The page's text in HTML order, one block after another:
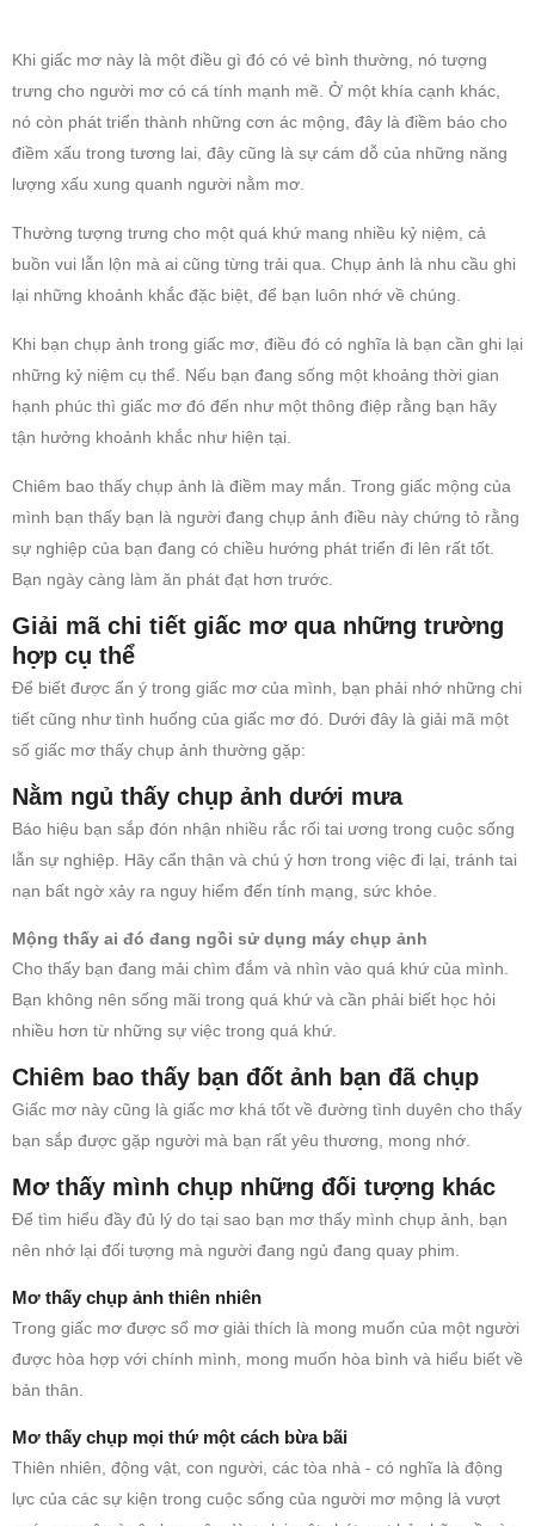
Khi giấc mơ này là một điều gì đó có vẻ bình thường, nó tượng
trưng cho người mơ có cá tính mạnh mẽ. Ở một khía cạnh khác,
nó còn phát triển thành những cơn ác mộng, đây là điềm báo cho
điềm xấu trong tương lai, đây cũng là sự cám dỗ của những năng
lượng xấu xung quanh người nằm mơ.
Thường tượng trưng cho một quá khứ mang nhiều kỷ niệm, cả
buồn vui lẫn lộn mà ai cũng từng trải qua. Chụp ảnh là nhu cầu ghi
lại những khoảnh khắc đặc biệt, để bạn luôn nhớ về chúng.
Khi bạn chụp ảnh trong giấc mơ, điều đó có nghĩa là bạn cần ghi lại
những kỷ niệm cụ thể. Nếu bạn đang sống một khoảng thời gian
hạnh phúc thì giấc mơ đó đến như một thông điệp rằng bạn hãy
tận hưởng khoảnh khắc như hiện tại.
Chiêm bao thấy chụp ảnh là điềm may mắn. Trong giấc mộng của
mình bạn thấy bạn là người đang chụp ảnh điều này chứng tỏ rằng
sự nghiệp của bạn đang có chiều hướng phát triển đi lên rất tốt.
Bạn ngày càng làm ăn phát đạt hơn trước.
Giải mã chi tiết giấc mơ qua những trường
hợp cụ thể
Để biết được ẩn ý trong giấc mơ của mình, bạn phải nhớ những chi
tiết cũng như tình huống của giấc mơ đó. Dưới đây là giải mã một
số giấc mơ thấy chụp ảnh thường gặp:
Nằm ngủ thấy chụp ảnh dưới mưa
Báo hiệu bạn sắp đón nhận nhiều rắc rối tai ương trong cuộc sống
lẫn sự nghiệp. Hãy cẩn thận và chú ý hơn trong việc đi lại, tránh tai
nạn bất ngờ xảy ra nguy hiểm đến tính mạng, sức khỏe.
Mộng thấy ai đó đang ngồi sử dụng máy chụp ảnh
Cho thấy bạn đang mải chìm đắm và nhìn vào quá khứ của mình.
Bạn không nên sống mãi trong quá khứ và cần phải biết học hỏi
nhiều hơn từ những sự việc trong quá khứ.
Chiêm bao thấy bạn đốt ảnh bạn đã chụp
Giấc mơ này cũng là giấc mơ khá tốt về đường tình duyên cho thấy
bạn sắp được gặp người mà bạn rất yêu thương, mong nhớ.
Mơ thấy mình chụp những đối tượng khác
Để tìm hiểu đầy đủ lý do tại sao bạn mơ thấy mình chụp ảnh, bạn
nên nhớ lại đối tượng mà người đang ngủ đang quay phim.
Mơ thấy chụp ảnh thiên nhiên
Trong giấc mơ được sổ mơ giải thích là mong muốn của một người
được hòa hợp với chính mình, mong muốn hòa bình và hiểu biết về
bản thân.
Mơ thấy chụp mọi thứ một cách bừa bãi
Thiên nhiên, động vật, con người, các tòa nhà - có nghĩa là động
lực của các sự kiện trong cuộc sống của người mơ mộng là vượt